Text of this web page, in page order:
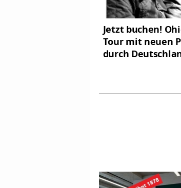
Jetzt buchen!
Tour mit neuen
durch